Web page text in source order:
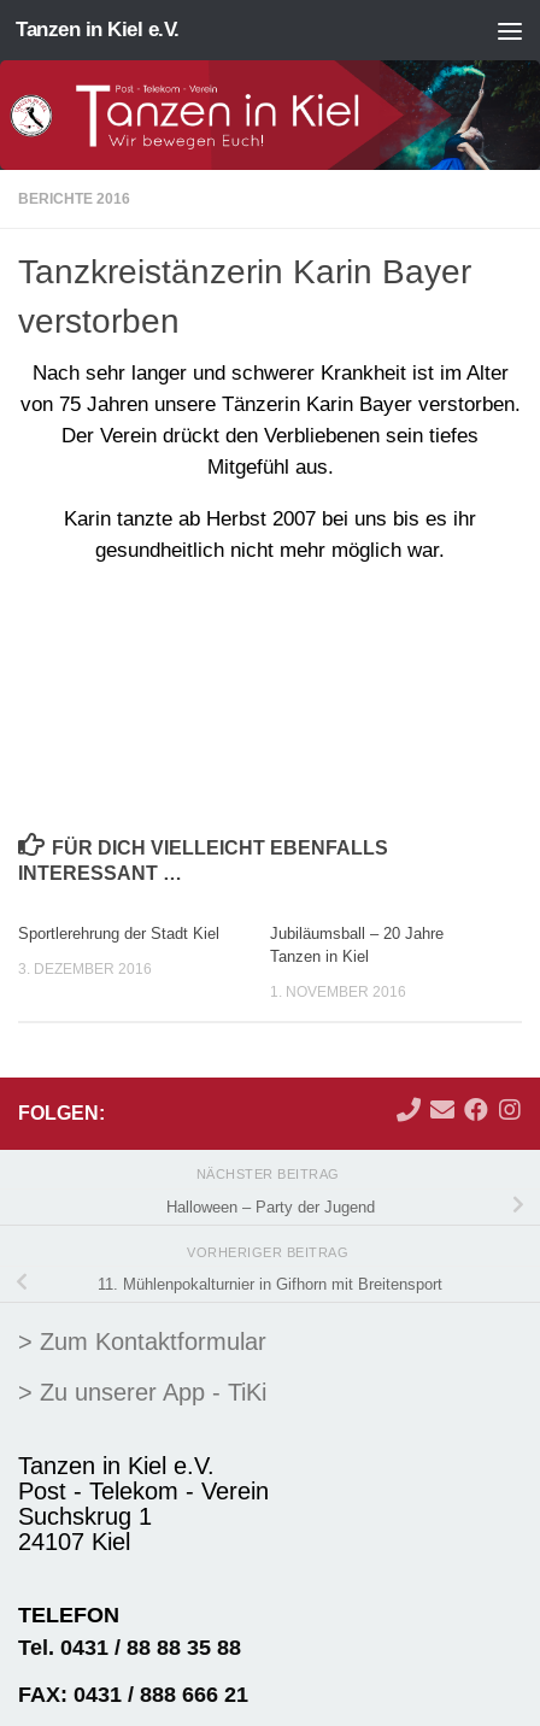
Zum Inhalt springen
Tanzen in Kiel e.V.
BERICHTE 2016
Tanzkreistänzerin Karin Bayer
verstorben
Nach sehr langer und schwerer Krankheit ist im Alter
von 75 Jahren unsere Tänzerin Karin Bayer verstorben.
Der Verein drückt den Verbliebenen sein tiefes
Mitgefühl aus.
Karin tanzte ab Herbst 2007 bei uns bis es ihr
gesundheitlich nicht mehr möglich war.
FÜR DICH VIELLEICHT EBENFALLS
INTERESSANT …
Sportlerehrung der Stadt Kiel
3. DEZEMBER 2016
Jubiläumsball – 20 Jahre
Tanzen in Kiel
1. NOVEMBER 2016
FOLGEN:
NÄCHSTER BEITRAG
Halloween – Party der Jugend
VORHERIGER BEITRAG
11. Mühlenpokalturnier in Gifhorn mit Breitensport
> Zum Kontaktformular
> Zu unserer App - TiKi
Tanzen in Kiel e.V.
Post - Telekom - Verein
Suchskrug 1
24107 Kiel
TELEFON
Tel. 0431 / 88 88 35 88
FAX: 0431 / 888 666 21